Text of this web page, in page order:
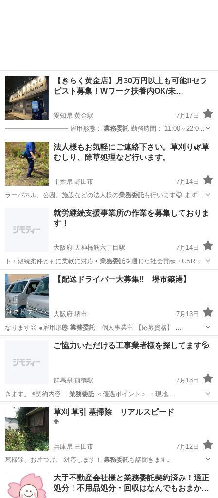
【きらく黄金店】月30万円以上も可能‼️セラ
ピスト募集！Wワーク扶養内OK/未…
愛知県 黄金駅
7月17日
━━━━━━━━━━ 雇用形態： 業務委託 勤務時間： 11:00～22:0…
愛知 名古屋市 黄金駅 マッサージ
法人様もお気軽にご連絡下さい。草刈り🌿草
むしり、除草処理など行います。
千葉県 野田市
7月14日
ラーパネル、公園、施設などの法人様の業務委託も行います😃 まず
は、お気軽に…
剪定/造園 草むしり
就労継続支援事業所の作業を募集しておりま
す！
大阪府 天神橋筋六丁目駅
7月14日
ト・継続案件ともに柔軟に対応 • 業務委託を通じた社会貢献・CSRの
一環として…
大阪 大阪市 天神橋筋六丁目駅 その他 就労継続支援
【配送ドライバー大募集‼️ 堺市築港】
大阪府 堺市
7月13日
なります😉 ●雇用形態 業務委託 個人事業主 【応募資格】 …
運搬代行 業務委託
ご協力いただける工事業者様を探してます💦
群馬県 前橋駅
7月13日
業務委託 ＜優遇ポイント＞ ・現地…
群馬 前橋市 前橋駅 リフォーム 火災保険
草刈 草引 墓掃除 リアルスピード
兵庫県 三田市
7月12日
墓掃除、お片づけ、 対応します！ 業務委託も話聞きます。
兵庫 三田市 便利屋 業務委託
大手不動産会社様と業務委託契約済み！適正
処分！不用品処分・回収はなんでもおまか…